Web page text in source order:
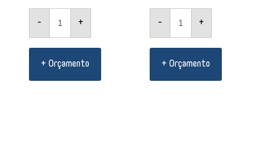
- +
+ Orçamento
- +
+ Orçamento